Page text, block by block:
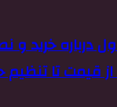
درباره خرید
قیمت تا